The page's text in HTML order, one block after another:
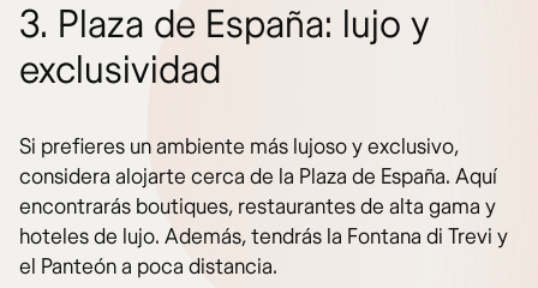
3. Plaza de España: lujo y
exclusividad
Si prefieres un ambiente más lujoso y exclusivo,
considera alojarte cerca de la Plaza de España. Aquí
encontrarás boutiques, restaurantes de alta gama y
hoteles de lujo. Además, tendrás la Fontana di Trevi y
el Panteón a poca distancia.